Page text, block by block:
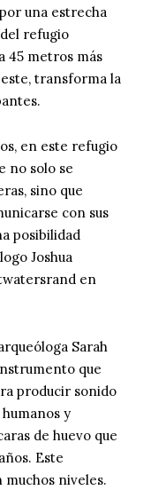
una estrecha
refugio
45 metros más
transforma la
en este refugio
no solo se
sino que
con sus
posibilidad
Joshua
en
Sarah
que
producir sonido
y
de huevo que
Este
niveles.